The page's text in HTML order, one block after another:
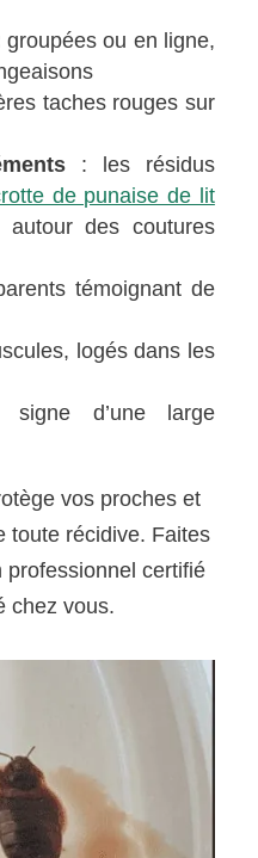
groupées ou en ligne,
taches rouges sur
: les résidus
de punaise de lit
autour des coutures
témoignant de
logés dans les
signe d’une large
vos proches et
toute récidive. Faites
certifié
chez vous.